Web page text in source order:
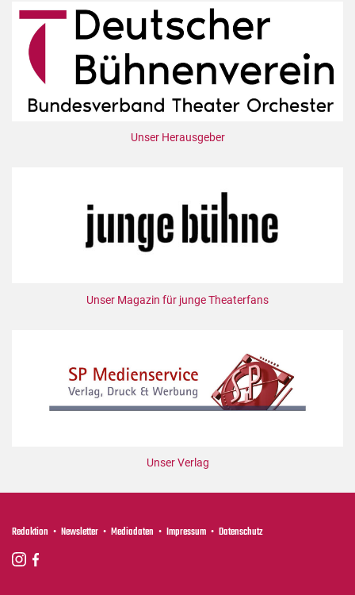
Unser Herausgeber
Unser Magazin für junge Theaterfans
Unser Verlag
Redaktion Newsletter Mediadaten Impressum Datenschutz